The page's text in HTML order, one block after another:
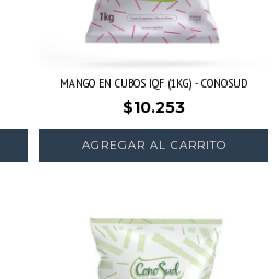
MANGO EN CUBOS IQF (1KG) - CONOSUD
$10.253